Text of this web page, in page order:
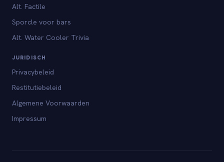
Alt. Factile
Sporcle voor bars
Alt. Water Cooler Trivia
JURIDISCH
Privacybeleid
Restitutiebeleid
Algemene Voorwaarden
Impressum